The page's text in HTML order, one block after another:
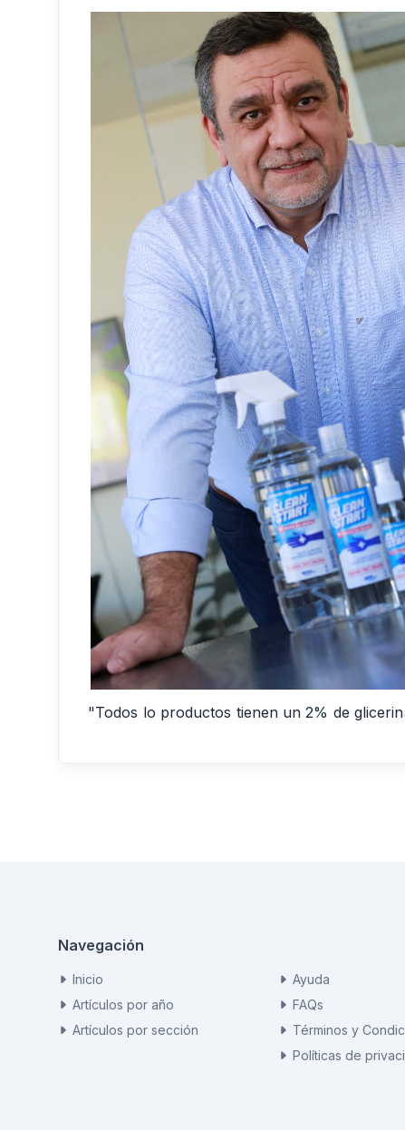
"Todos lo productos tienen un 2% de
Navegación
Inicio
Artículos por año
Artículos por sección
Ayuda
FAQs
Términos y
Políticas de